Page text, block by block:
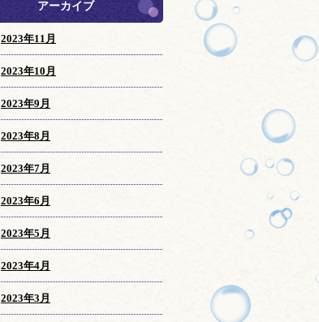
アーカイブ
2023年11月
2023年10月
2023年9月
2023年8月
2023年7月
2023年6月
2023年5月
2023年4月
2023年3月